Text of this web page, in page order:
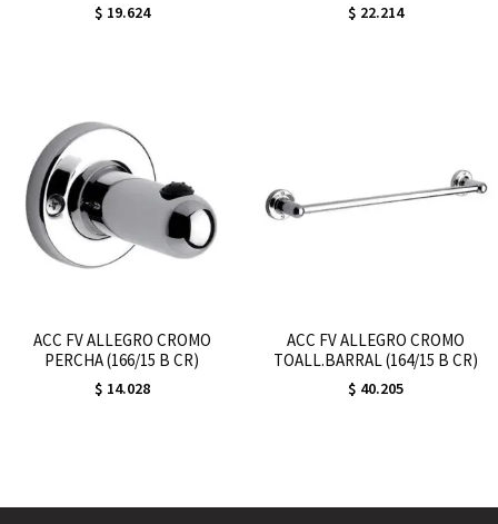
$ 19.624 $ 22.214
ACC FV ALLEGRO CROMO
PERCHA (166/15 B CR)
$ 14.028
ACC FV ALLEGRO CROMO
TOALL.BARRAL (164/15 B CR)
$ 40.205